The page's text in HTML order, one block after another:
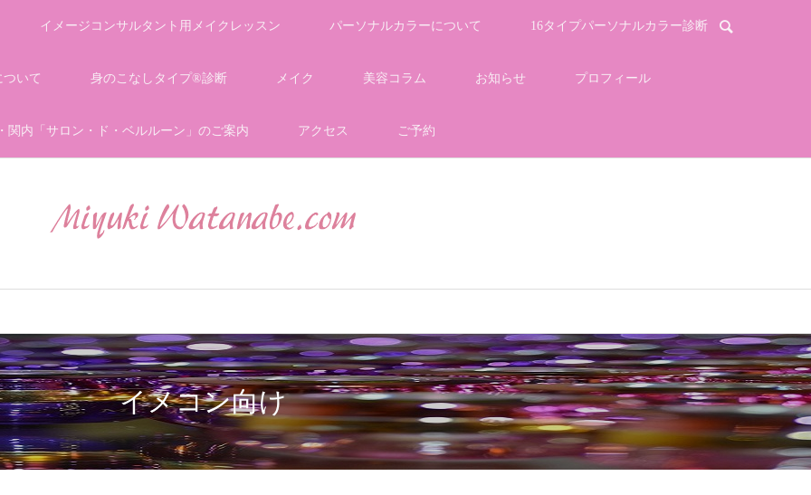
イメージコンサルタント用メイクレッスン パーソナルカラーについて 16タイプパーソナルカラー診断
いて 身のこなしタイプ®診断 メイク 美容コラム お知らせ プロフィール
関内「サロン・ド・ベルルーン」のご案内 アクセス ご予約
イメコン向け